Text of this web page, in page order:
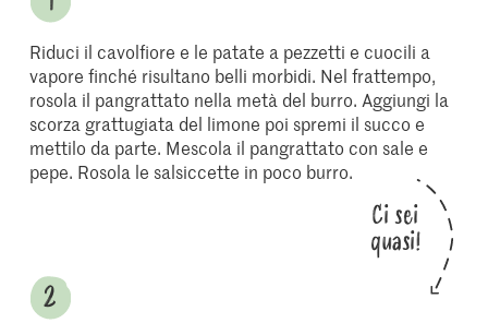
Riduci il cavolfiore e le patate a pezzetti e cuocili a
vapore finché risultano belli morbidi. Nel frattempo,
rosola il pangrattato nella metà del burro. Aggiungi la
scorza grattugiata del limone poi spremi il succo e
mettilo da parte. Mescola il pangrattato con sale e
pepe. Rosola le salsiccette in poco burro.
Ci sei
quasi!